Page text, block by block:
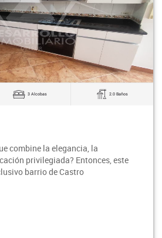
3 Alcobas 2.0 Baños
la elegancia, la
privilegiada? Entonces, este
barrio de Castro